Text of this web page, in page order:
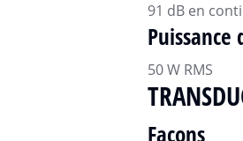
91 dB en
50 W RMS
Façons